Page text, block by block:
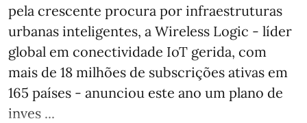
pela crescente procura por infraestruturas
urbanas inteligentes, a Wireless Logic - líder
global em conectividade IoT gerida, com
mais de 18 milhões de subscrições ativas em
165 países - anunciou este ano um plano de
inves ...